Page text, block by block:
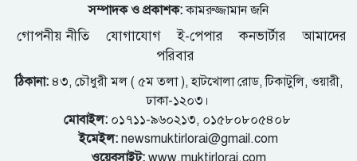
সম্পাদক ও প্রকাশক:কামরুজ্জামান জনি
গোপনীয় নীতি যোগাযোগ ই-পেপার কনভার্টার
আমাদের
পরিবার
ঠিকানা:৪৩, চৌধুরী মল ( ৫ম তলা ), হাটখোলা রোড, টিকাটুলি, ওয়ারী,
ঢাকা-১২০৩।
মোবাইল:০১৭১১-৯৬০২১৩, ০১৫৮০৮০৫৪০৮
ইমেইল: newsmuktirlorai@gmail.com
ওয়েবসাইট: www.muktirlorai.com